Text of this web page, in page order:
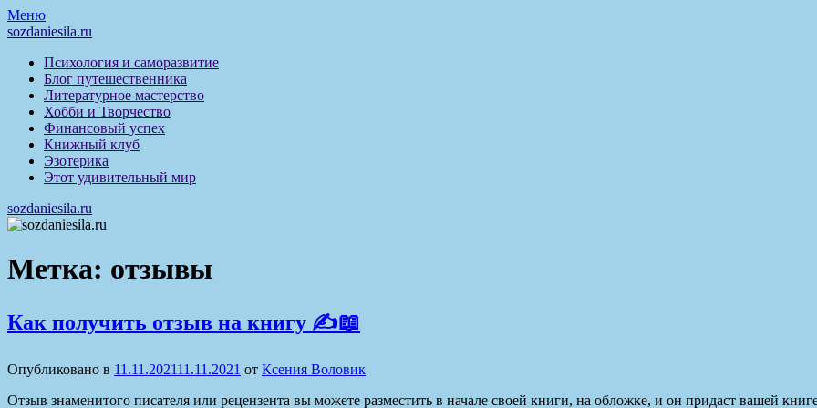
Перейти
к
Меню
sozdaniesila.ru
Психология и саморазвитие
Блог путешественника
Литературное мастерство
Хобби и Творчество
Финансовый успех
Книжный клуб
Эзотерика
Этот удивительный мир
sozdaniesila.ru
Метка: отзывы
Как получить отзыв на книгу ✍📖
Опубликовано в 11.11.202111.11.2021 от Ксения Воловик
Отзыв знаменитого писателя или рецензента вы можете разместить в начале своей книги, на обложке, и он придаст вашей